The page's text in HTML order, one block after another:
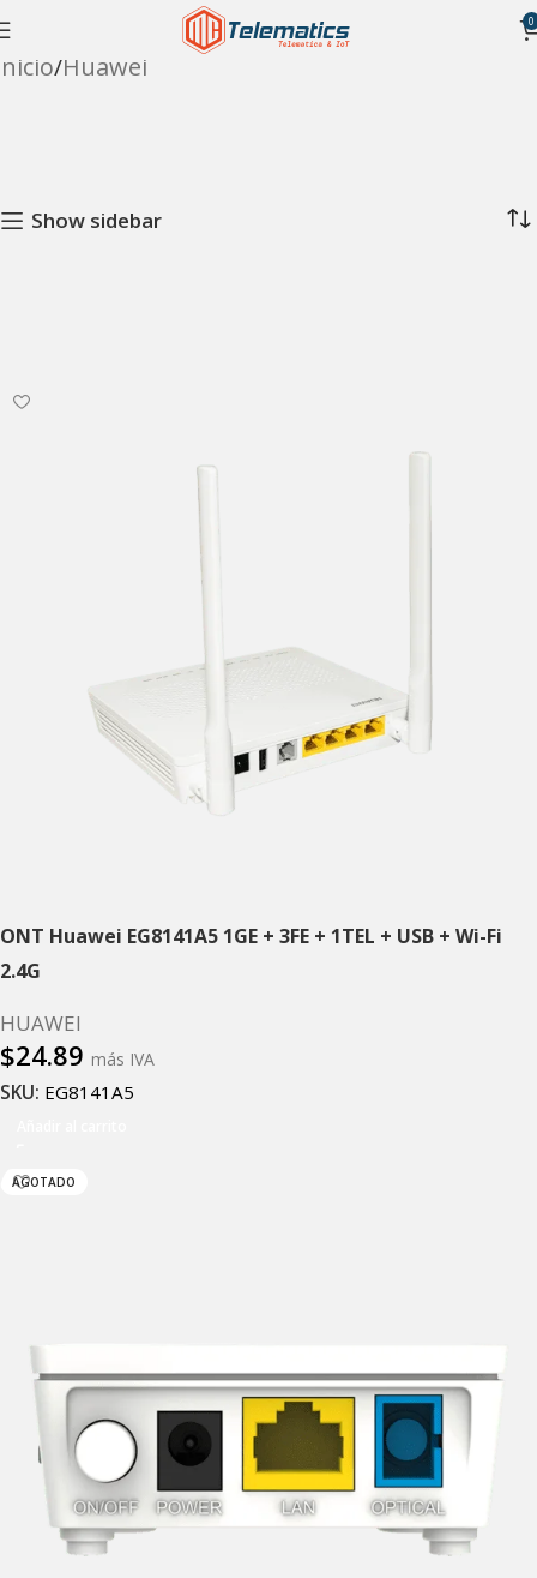
0
Huawei
Show sidebar
ONT Huawei EG8141A5 1GE + 3FE + 1TEL + USB + Wi-Fi
2.4G
HUAWEI
$24.89 más IVA
SKU: EG8141A5
AGOTADO